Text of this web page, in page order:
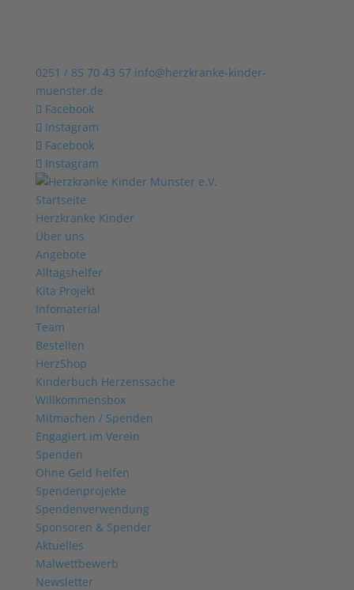
0251 / 85 70 43 57 info@herzkranke-kinder-
muenster.de
Facebook
Instagram
Facebook
Instagram
Startseite
Herzkranke Kinder
Über uns
Angebote
Alltagshelfer
Kita Projekt
Infomaterial
Team
Bestellen
HerzShop
Kinderbuch Herzenssache
Willkommensbox
Mitmachen / Spenden
Engagiert im Verein
Spenden
Ohne Geld helfen
Spendenprojekte
Spendenverwendung
Sponsoren & Spender
Aktuelles
Malwettbewerb
Newsletter